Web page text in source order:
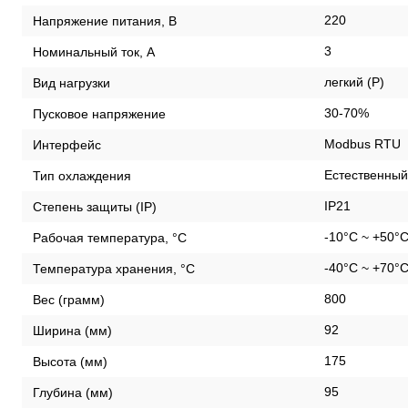
Напряжение питания, В 220
Номинальный ток, А 3
Вид нагрузки легкий (P)
Пусковое напряжение 30-70%
Интерфейс Modbus RTU
Тип охлаждения Естественный
Степень защиты (IP) IP21
Рабочая температура, °С -10°C ~ +50°C
Температура хранения, °С -40°C ~ +70°C
Вес (грамм) 800
Ширина (мм) 92
Высота (мм) 175
Глубина (мм) 95